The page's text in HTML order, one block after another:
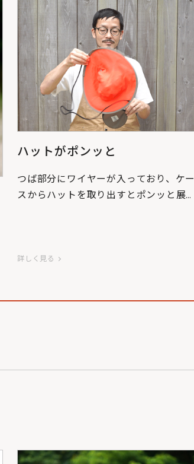
ハットがポンッと
つば部分にワイヤーが入っており、ケー
スからハットを取り出すとポンッと展開
詳しく見る